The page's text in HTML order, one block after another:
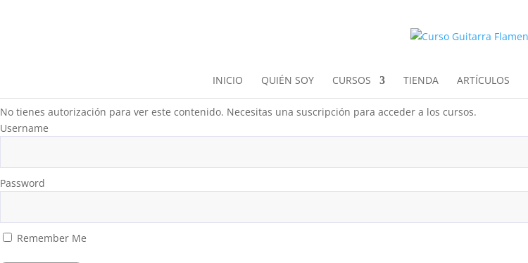
INICIO QUIÉN SOY CURSOS TIENDA ARTÍCULOS
No tienes autorización para ver este contenido. Necesitas una suscripción para acceder a los cursos.
Username
Password
Remember Me